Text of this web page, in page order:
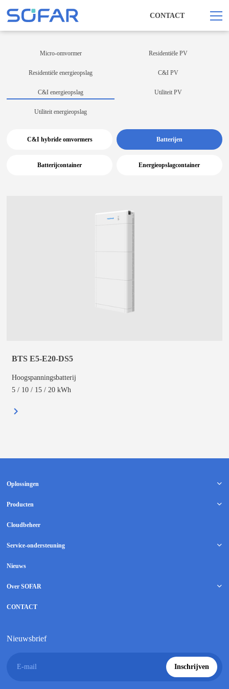
CONTACT
Micro-omvormer Residentiële PV
Residentiële energieopslag C&I PV
C&I energieopslag Utiliteit PV
Utiliteit energieopslag
C&I hybride omvormers Batterijen
Batterijcontainer Energieopslagcontainer
BTS E5-E20-DS5
Hoogspanningsbatterij
5 / 10 / 15 / 20 kWh
Oplossingen
Producten
Cloudbeheer
Service-ondersteuning
Nieuws
Over SOFAR
CONTACT
Nieuwsbrief
E-mail Inschrijven